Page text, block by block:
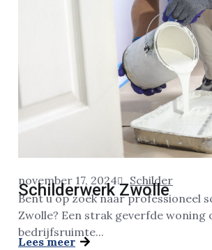
november 17, 2024 Schilder
Schilderwerk Zwolle
Bent u op zoek naar professioneel
Zwolle? Een strak geverfde woning
bedrijfsruimte...
Lees meer